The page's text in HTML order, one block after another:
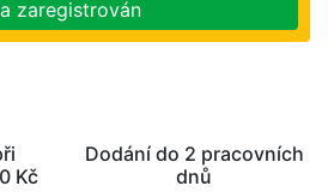
zaregistrován
Kč
Dodání do 2 pracovních
dnů